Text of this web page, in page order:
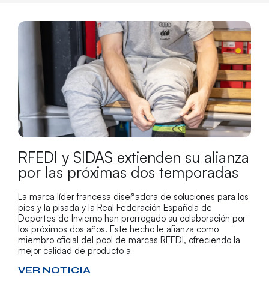
RFEDI y SIDAS extienden su alianza
por las próximas dos temporadas
La marca líder francesa diseñadora de soluciones para los
pies y la pisada y la Real Federación Española de
Deportes de Invierno han prorrogado su colaboración por
los próximos dos años. Este hecho le afianza como
miembro oficial del pool de marcas RFEDI, ofreciendo la
mejor calidad de producto a
VER NOTICIA